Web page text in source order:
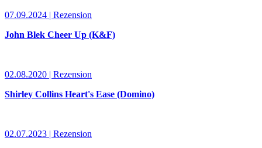
07.09.2024 | Rezension
John Blek Cheer Up (K&F)
02.08.2020 | Rezension
Shirley Collins Heart's Ease (Domino)
02.07.2023 | Rezension